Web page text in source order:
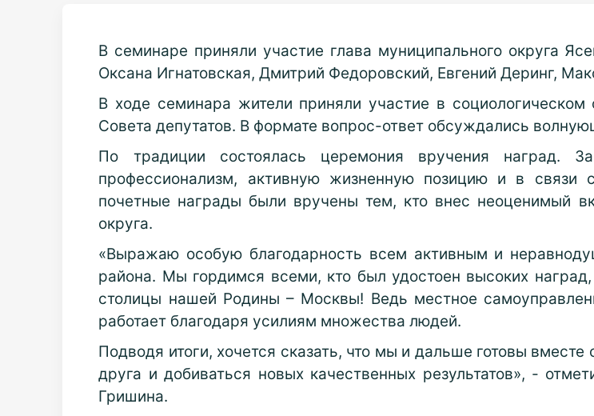
В семинаре приняли участие глава муниципального округа
Оксана Игнатовская, Дмитрий Федоровский, Евгений Деринг,
В ходе семинара жители приняли участие в
Совета депутатов. В формате вопрос-ответ обсуждались
По традиции состоялась церемония вручения наград.
профессионализм, активную жизненную позицию и в связи
почетные награды были вручены тем, кто внес неоценимый
округа.
«Выражаю особую благодарность всем активным и
района. Мы гордимся всеми, кто был удостоен высоких
столицы нашей Родины – Москвы! Ведь местное
работает благодаря усилиям множества людей.
Подводя итоги, хочется сказать, что мы и дальше готовы
друга и добиваться новых качественных результатов», -
Гришина.